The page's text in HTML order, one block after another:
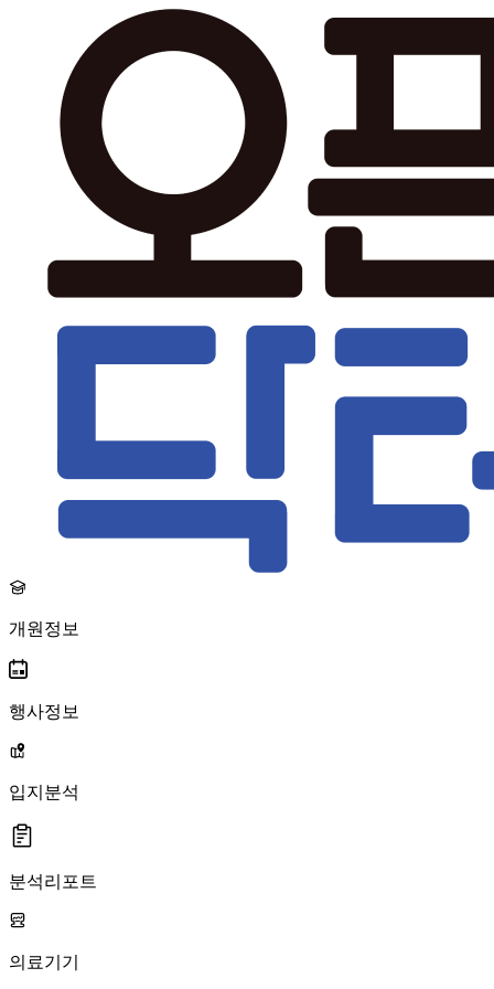
개원정보
행사정보
입지분석
분석리포트
의료기기